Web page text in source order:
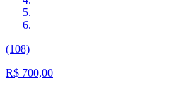
(108)
R$ 700,00